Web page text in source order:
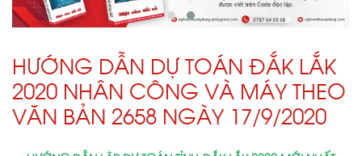
HƯỚNG DẪN DỰ TOÁN ĐẮK LẮK
2020 NHÂN CÔNG VÀ MÁY THEO
VĂN BẢN 2658 NGÀY 17/9/2020